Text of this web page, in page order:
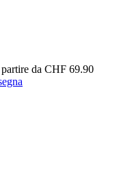
partire da CHF 69.90